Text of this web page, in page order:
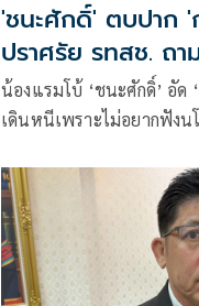
'ชนะศักดิ์' ตบปาก '
ปราศรัย รทสช. ถา
ใหม่นอกจากพาพ่อ
น้องแรมโบ้ ‘ชนะศักดิ์’ อัด
เดินหนีเพราะไม่อยากฟัง
หรือไม่ แอบสงสารไม่มีผลง
ขายฝัน สุดท้ายหากได้เป็น
แต่แท้จริงช่วยพ่อกับอามาก